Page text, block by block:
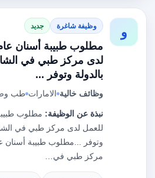
و وظيفة شاغرة جديد
مطلوب طبيبة أسنان
لدى مركز طبي في
بالدولة وتوفر ...
وظائف خالية الامارات طب
نبذة عن الوظيفة: مطلوب
للعمل لدى مركز طبي في
وتوفر ...مطلوب طبيبة أسنان
مركز طبي في…